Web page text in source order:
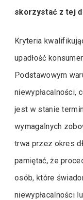
skorzystać z tej
Kryteria
upadłość
Podstawowym
niewypłacalności,
jest w stanie
wymagalnych
trwa przez okres
pamiętać, że
osób, które
niewypłacalności